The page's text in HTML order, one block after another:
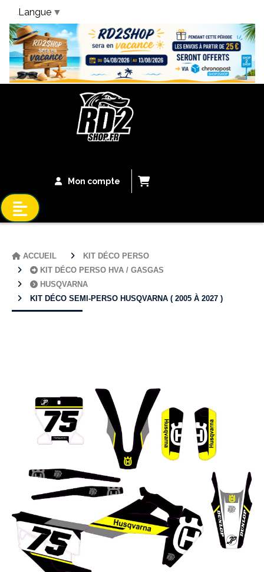
Bandeau Vacances
Mon compte
ACCUEIL
KIT DÉCO PERSO
KIT DÉCO PERSO HVA / GASGAS
HUSQVARNA
KIT DÉCO SEMI-PERSO HUSQVARNA ( 2005 À 2027 )
Langue ▼